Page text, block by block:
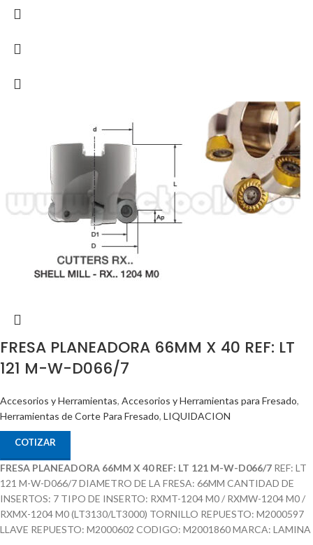
FRESA PLANEADORA 66MM X 40 REF: LT
121 M-W-D066/7
Accesorios y Herramientas, Accesorios y Herramientas para Fresado,
Herramientas de Corte Para Fresado, LIQUIDACION
COTIZAR
FRESA PLANEADORA 66MM X 40 REF: LT 121 M-W-D066/7 REF: LT
121 M-W-D066/7 DIAMETRO DE LA FRESA: 66MM CANTIDAD DE
INSERTOS: 7 TIPO DE INSERTO: RXMT-1204 M0 / RXMW-1204 M0 /
RXMX-1204 M0 (LT3130/LT3000) TORNILLO REPUESTO: M2000597
LLAVE REPUESTO: M2000602 CODIGO: M2001860 MARCA: LAMINA